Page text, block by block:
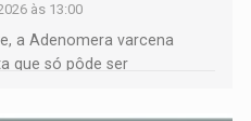
às 13:00
a Adenomera varcena
que só pôde ser